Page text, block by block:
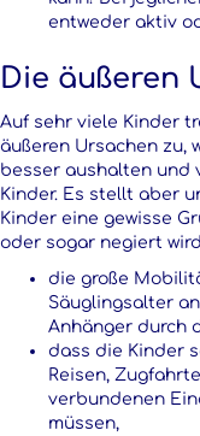
entweder aktiv
Die äußeren
Auf sehr viele Kinder
äußeren Ursachen zu,
besser aushalten und
Kinder. Es stellt aber
Kinder eine gewisse
oder sogar negiert
die große
Säuglingsalter
Anhänger durch
dass die Kinder
Reisen,
verbundenen
müssen,